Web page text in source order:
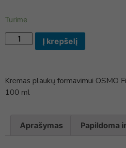
Turime
Į krepšelį
Kremas plaukų formavimui OSMO
100 ml
Aprašymas Papildoma